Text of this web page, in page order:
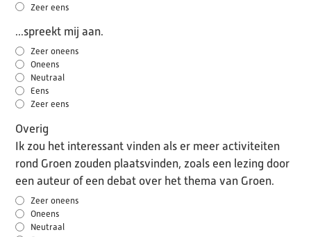
Zeer eens
...spreekt mij aan.
Zeer oneens
Oneens
Neutraal
Eens
Zeer eens
Overig
Ik zou het interessant vinden als er meer activiteiten
rond Groen zouden plaatsvinden, zoals een lezing door
een auteur of een debat over het thema van Groen.
Zeer oneens
Oneens
Neutraal